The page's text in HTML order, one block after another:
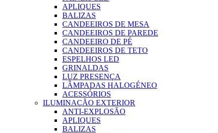
APLIQUES
BALIZAS
CANDEEIROS DE MESA
CANDEEIROS DE PAREDE
CANDEEIRO DE PÉ
CANDEEIROS DE TETO
ESPELHOS LED
GRINALDAS
LUZ PRESENÇA
LÂMPADAS HALOGÉNEO
ACESSÓRIOS
ILUMINAÇÃO EXTERIOR
ANTI-EXPLOSÃO
APLIQUES
BALIZAS